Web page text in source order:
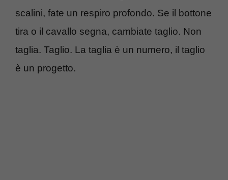
scalini, fate un respiro profondo. Se il bottone
tira o il cavallo segna, cambiate taglio. Non
taglia. Taglio. La taglia è un numero, il taglio
è un progetto.